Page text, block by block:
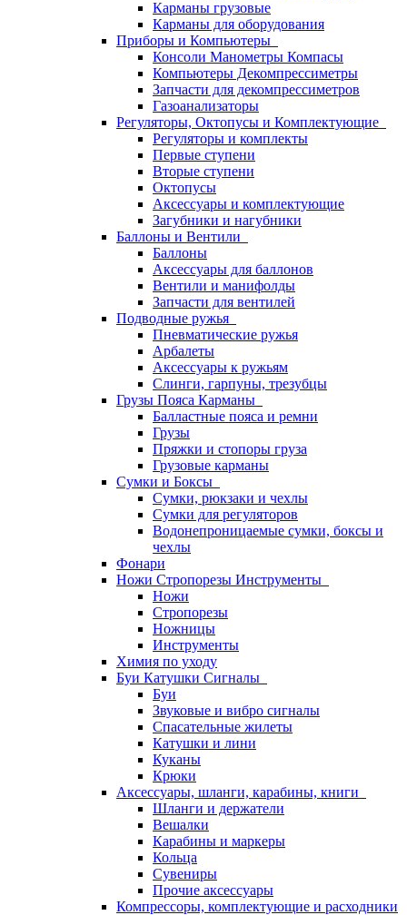
Карманы грузовые
Карманы для оборудования
Приборы и Компьютеры
Консоли Манометры Компасы
Компьютеры Декомпрессиметры
Запчасти для декомпрессиметров
Газоанализаторы
Регуляторы, Октопусы и Комплектующие
Регуляторы и комплекты
Первые ступени
Вторые ступени
Октопусы
Аксессуары и комплектующие
Загубники и нагубники
Баллоны и Вентили
Баллоны
Аксессуары для баллонов
Вентили и манифолды
Запчасти для вентилей
Подводные ружья
Пневматические ружья
Арбалеты
Аксессуары к ружьям
Слинги, гарпуны, трезубцы
Грузы Пояса Карманы
Балластные пояса и ремни
Грузы
Пряжки и стопоры груза
Грузовые карманы
Сумки и Боксы
Сумки, рюкзаки и чехлы
Сумки для регуляторов
Водонепроницаемые сумки, боксы и
чехлы
Фонари
Ножи Стропорезы Инструменты
Ножи
Стропорезы
Ножницы
Инструменты
Химия по уходу
Буи Катушки Сигналы
Буи
Звуковые и вибро сигналы
Спасательные жилеты
Катушки и лини
Куканы
Крюки
Аксессуары, шланги, карабины, книги
Шланги и держатели
Вешалки
Карабины и маркеры
Кольца
Сувениры
Прочие аксессуары
Компрессоры, комплектующие и расходники